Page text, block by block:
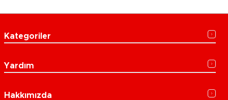
Kategoriler
Yardım
Hakkımızda